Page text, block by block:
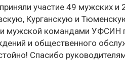
участие 49 мужских
Курганскую и
и мужской командами
и общественного
Спасибо